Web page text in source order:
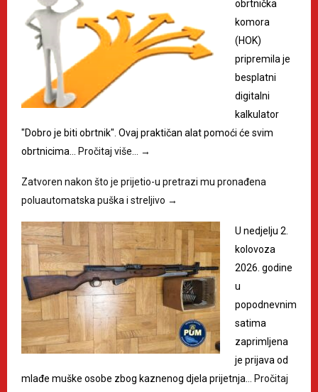
obrtnička
komora
(HOK)
pripremila je
besplatni
digitalni
kalkulator
"Dobro je biti obrtnik". Ovaj praktičan alat pomoći će svim
obrtnicima…
Pročitaj više… →
Zatvoren nakon što je prijetio-u pretrazi mu pronađena
poluautomatska puška i streljivo →
U nedjelju 2.
kolovoza
2026. godine
u
popodnevnim
satima
zaprimljena
je prijava od
mlađe muške osobe zbog kaznenog djela prijetnja…
Pročitaj